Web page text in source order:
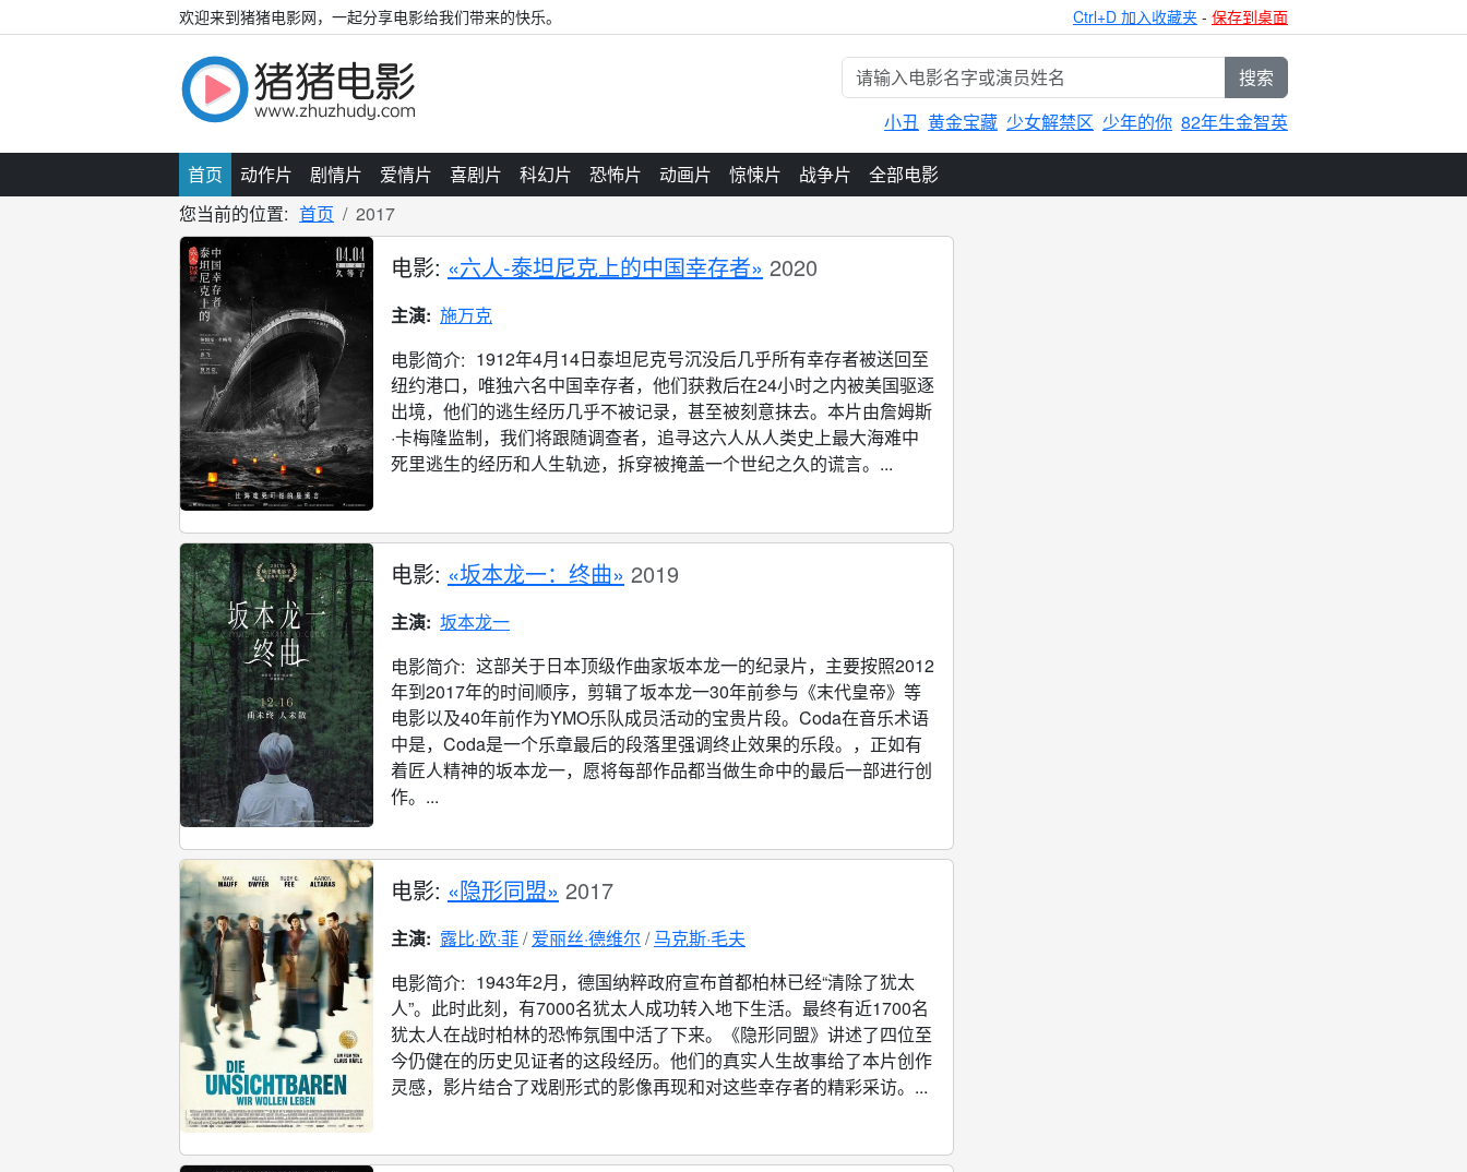
欢迎来到猪猪电影网，一起分享电影给我们带来的快乐。 Ctrl+D 加入收藏夹 - 保存到桌面
搜索
小丑 黄金宝藏 少女解禁区 少年的你 82年生金智英
首页 动作片 剧情片 爱情片 喜剧片 科幻片 恐怖片 动画片 惊悚片 战争片
全部电影
您当前的位置: 首页 2017
电影: «六人-泰坦尼克上的中国幸存者» 2020
主演: 施万克
电影简介: 1912年4月14日泰坦尼克号沉没后几乎所有幸存者被送回至
纽约港口，唯独六名中国幸存者，他们获救后在24小时之内被美国驱逐
出境，他们的逃生经历几乎不被记录，甚至被刻意抹去。本片由詹姆斯
·卡梅隆监制，我们将跟随调查者，追寻这六人从人类史上最大海难中
死里逃生的经历和人生轨迹，拆穿被掩盖一个世纪之久的谎言。...
电影: «坂本龙一：终曲» 2019
主演: 坂本龙一
电影简介: 这部关于日本顶级作曲家坂本龙一的纪录片，主要按照2012
年到2017年的时间顺序，剪辑了坂本龙一30年前参与《末代皇帝》等
电影以及40年前作为YMO乐队成员活动的宝贵片段。Coda在音乐术语
中是，Coda是一个乐章最后的段落里强调终止效果的乐段。，正如有
着匠人精神的坂本龙一，愿将每部作品都当做生命中的最后一部进行创
作。...
电影: «隐形同盟» 2017
主演: 露比·欧·菲 爱丽丝·德维尔
马克斯·毛夫
电影简介: 1943年2月，德国纳粹政府宣布首都柏林已经“清除了犹太
人”。此时此刻，有7000名犹太人成功转入地下生活。最终有近1700名
犹太人在战时柏林的恐怖氛围中活了下来。《隐形同盟》讲述了四位至
今仍健在的历史见证者的这段经历。他们的真实人生故事给了本片创作
灵感，影片结合了戏剧形式的影像再现和对这些幸存者的精彩采访。...